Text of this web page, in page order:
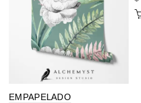
EMPAPELADO